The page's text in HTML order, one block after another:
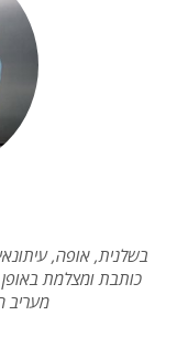
בשלנית, אופה,
כותבת ומצלמת
מעריב